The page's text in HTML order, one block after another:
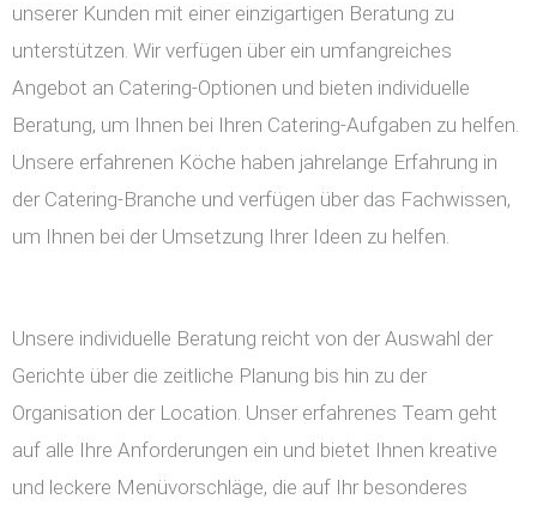
unserer Kunden mit einer einzigartigen Beratung zu
unterstützen. Wir verfügen über ein umfangreiches
Angebot an Catering-Optionen und bieten individuelle
Beratung, um Ihnen bei Ihren Catering-Aufgaben zu helfen.
Unsere erfahrenen Köche haben jahrelange Erfahrung in
der Catering-Branche und verfügen über das Fachwissen,
um Ihnen bei der Umsetzung Ihrer Ideen zu helfen.
Unsere individuelle Beratung reicht von der Auswahl der
Gerichte über die zeitliche Planung bis hin zu der
Organisation der Location. Unser erfahrenes Team geht
auf alle Ihre Anforderungen ein und bietet Ihnen kreative
und leckere Menüvorschläge, die auf Ihr besonderes